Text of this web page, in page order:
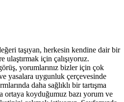
taşıyan, herkesin kendine dair bir
ulaştırmak için çalışıyoruz.
yorumlarınız bizler için çok
yasalara uygunluk çerçevesinde
daha sağlıklı bir tartışma
ortaya koyduğumuz bazı yorum ve